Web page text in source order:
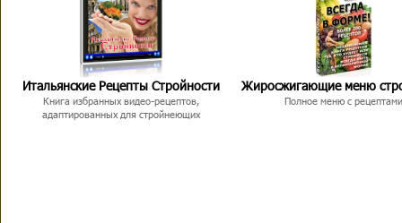
Итальянские Рецепты Стройности
Книга избранных видео-рецептов,
адаптированных для стройнеющих
Жиросжигающие меню
Полное меню с рецептами